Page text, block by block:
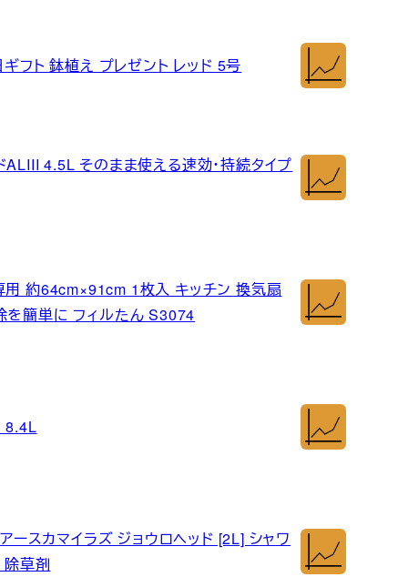
フト 鉢植え プレゼント レッド 5号
4.5L そのまま使える速効・持続タイプ
用 約64cm×91cm 1枚入 キッチン 換気扇
簡単に フィルたん S3074
8.4L
スカマイラズ ジョウロヘッド [2L] シャワ
草剤